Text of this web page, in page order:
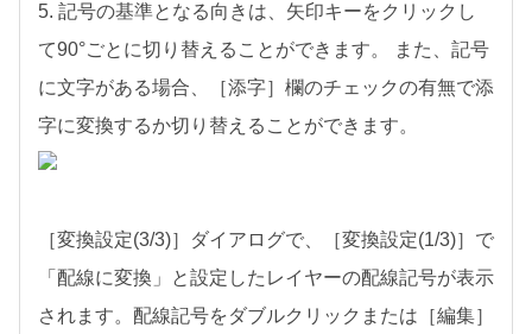
5. 記号の基準となる向きは、矢印キーをクリックし
て90°ごとに切り替えることができます。 また、記号
に文字がある場合、［添字］欄のチェックの有無で添
字に変換するか切り替えることができます。
［変換設定(3/3)］ダイアログで、［変換設定(1/3)］で
「配線に変換」と設定したレイヤーの配線記号が表示
されます。配線記号をダブルクリックまたは［編集］